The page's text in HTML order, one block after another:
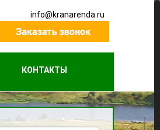
info@kranarenda.ru
КОНТАКТЫ